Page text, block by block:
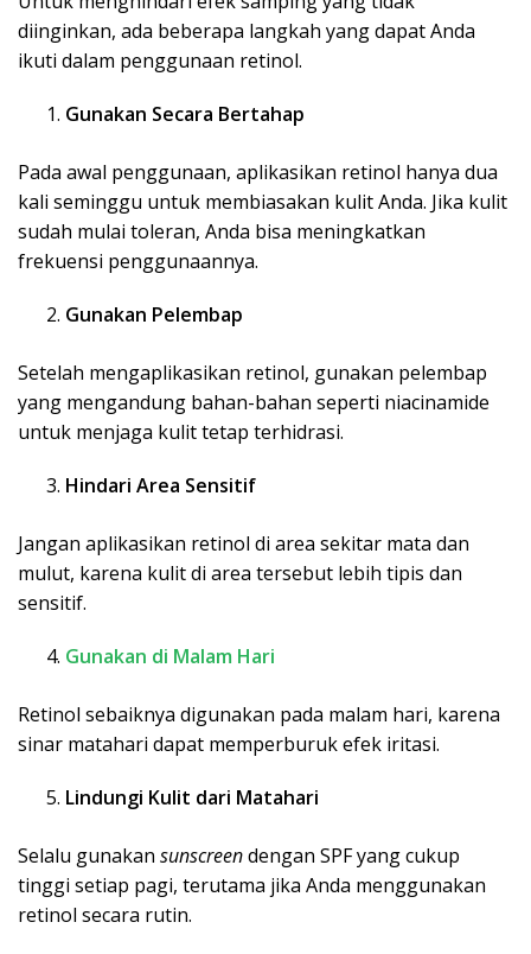
diinginkan, ada beberapa langkah yang dapat Anda
ikuti dalam penggunaan retinol.
Gunakan Secara Bertahap
Pada awal penggunaan, aplikasikan retinol hanya dua
kali seminggu untuk membiasakan kulit Anda. Jika kulit
sudah mulai toleran, Anda bisa meningkatkan
frekuensi penggunaannya.
Gunakan Pelembap
Setelah mengaplikasikan retinol, gunakan pelembap
yang mengandung bahan-bahan seperti niacinamide
untuk menjaga kulit tetap terhidrasi.
Hindari Area Sensitif
Jangan aplikasikan retinol di area sekitar mata dan
mulut, karena kulit di area tersebut lebih tipis dan
sensitif.
Gunakan di Malam Hari
Retinol sebaiknya digunakan pada malam hari, karena
sinar matahari dapat memperburuk efek iritasi.
Lindungi Kulit dari Matahari
Selalu gunakan sunscreendengan SPF yang cukup
tinggi setiap pagi, terutama jika Anda menggunakan
retinol secara rutin.